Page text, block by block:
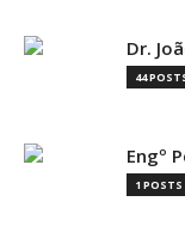
Dr.
44
Engº
1 POSTS